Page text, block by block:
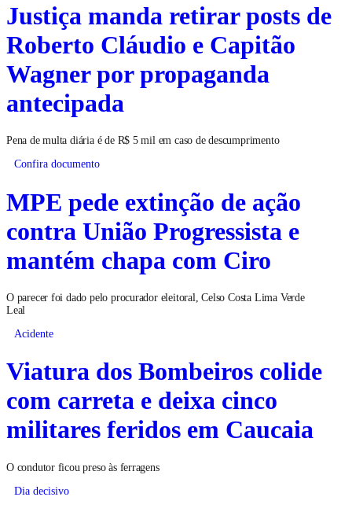
Justiça manda retirar posts de
Roberto Cláudio e Capitão
Wagner por propaganda
antecipada
Pena de multa diária é de R$ 5 mil em caso de descumprimento
Confira documento
MPE pede extinção de ação
contra União Progressista e
mantém chapa com Ciro
O parecer foi dado pelo procurador eleitoral, Celso Costa Lima Verde
Leal
Acidente
Viatura dos Bombeiros colide
com carreta e deixa cinco
militares feridos em Caucaia
O condutor ficou preso às ferragens
Dia decisivo